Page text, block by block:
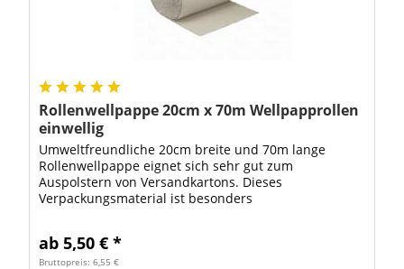
Rollenwellpappe 20cm x 70m Wellpapprollen
einwellig
Umweltfreundliche 20cm breite und 70m lange
Rollenwellpappe eignet sich sehr gut zum
Auspolstern von Versandkartons. Dieses
Verpackungsmaterial ist besonders
ab 5,50 € *
Bruttopreis: 6,55 €